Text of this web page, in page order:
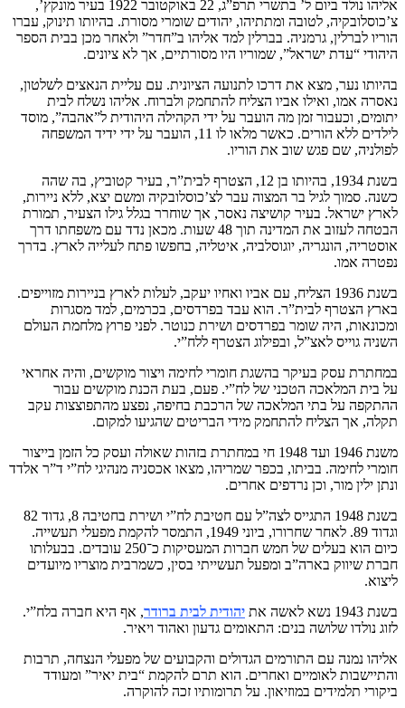
אליהו נולד ביום ל’ בתשרי תרפ”ג, 22 באוקטובר 1922 בעיר מונקץ’,
צ’כוסלובקיה, לטובה ומתתיהו, יהודים שומרי מסורת. בהיותו תינוק, עברו
הוריו לברלין, גרמניה. בברלין למד אליהו ב”חדר” ולאחר מכן בבית הספר
היהודי “עדת ישראל”, שמוריו היו מסורתיים, אך לא ציונים.
בהיותו נער, מצא את דרכו לתנועה הציונית. עם עליית הנאצים לשלטון,
נאסרה אמו, ואילו אביו הצליח להתחמק ולברוח. אליהו נשלח לבית
יתומים, וכעבור זמן מה הועבר על ידי הקהילה היהודית ל”אהבה”, מוסד
לילדים ללא הורים. כאשר מלאו לו 11, הועבר על ידי ידיד המשפחה
לפולניה, שם פגש שוב את הוריו.
בשנת 1934, בהיותו בן 12, הצטרף לבית”ר, בעיר קטוביץ, בה שהה
כשנה. סמוך לגיל בר המצוה עבר לצ’כוסלובקיה ומשם יצא, ללא ניירות,
לארץ ישראל. בעיר קושיצה נאסר, אך שוחרר בגלל גילו הצעיר, תמורת
הבטחה לעזוב את המדינה תוך 48 שעות. מכאן נדד עם משפחתו דרך
אוסטריה, הונגריה, יוגוסלביה, איטליה, בחפשו פתח לעלייה לארץ. בדרך
נפטרה אמו.
בשנת 1936 הצליח, עם אביו ואחיו יעקב, לעלות לארץ בניירות מזוייפים.
בארץ הצטרף לבית”ר. הוא עבד בפרדסים, בכרמים, למד מסגרות
ומכונאות, היה שומר בפרדסים ושירת כנוטר. לפני פרוץ מלחמת העולם
השניה גוייס לאצ”ל, ובפילוג הצטרף ללח”י.
במחתרת עסק בעיקר בהשגת חומרי לחימה ויצור מוקשים, והיה אחראי
על בית המלאכה הטכני של לח”י. פעם, בעת הכנת מוקשים עבור
ההתקפה על בתי המלאכה של הרכבת בחיפה, נפצע מהתפוצצות עקב
תקלה, אך הצליח להתחמק מידי הבריטים שהגיעו למקום.
משנת 1946 ועד 1948 חי במחתרת בזהות שאולה ועסק כל הזמן בייצור
חומרי לחימה. בביתו, בכפר שמריהו, מצאו אכסניה מנהיגי לח”י ד”ר אלדד
ונתן ילין מור, וכן נרדפים אחרים.
בשנת 1948 התגייס לצה”ל עם חטיבת לח”י ושירת בחטיבה 8, גדוד 82
וגדוד 89. לאחר שחרורו, ביוני 1949, התמסר להקמת מפעלי תעשייה.
כיום הוא בעלים של חמש חברות המעסיקות כ־250 עובדים. בבעלותו
חברת שיווק בארה”ב ומפעל תעשייתי בסין, כשמרבית מוצריו מיועדים
ליצוא.
בשנת 1943 נשא לאשה את
יהודית לבית ברודר, אף היא חברה בלח”י.
לזוג נולדו שלושה בנים: התאומים גדעון ואהוד ויאיר.
אליהו נמנה עם התורמים הגדולים והקבועים של מפעלי הנצחה, תרבות
והתיישבות לאומיים ואחרים. הוא תרם להקמת “בית יאיר” ומעודד
ביקורי תלמידים במוזיאון. על תרומותיו זכה להוקרה.